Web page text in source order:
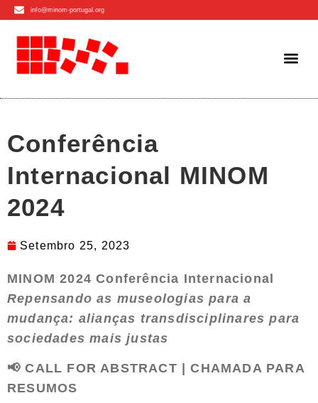
info@minom-portugal.org
Conferência
Internacional MINOM
2024
Setembro 25, 2023
MINOM 2024 Conferência Internacional
Repensando as museologias para a
mudança: alianças transdisciplinares para
sociedades mais justas
📢 CALL FOR ABSTRACT | CHAMADA PARA
RESUMOS